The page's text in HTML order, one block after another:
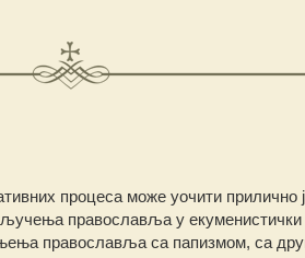
процеса може уочити прилично
православља у екуменистички
православља са папизмом, са